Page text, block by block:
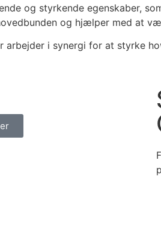
og styrkende egenskaber,
og hjælper med at
arbejder i synergi for at styrke